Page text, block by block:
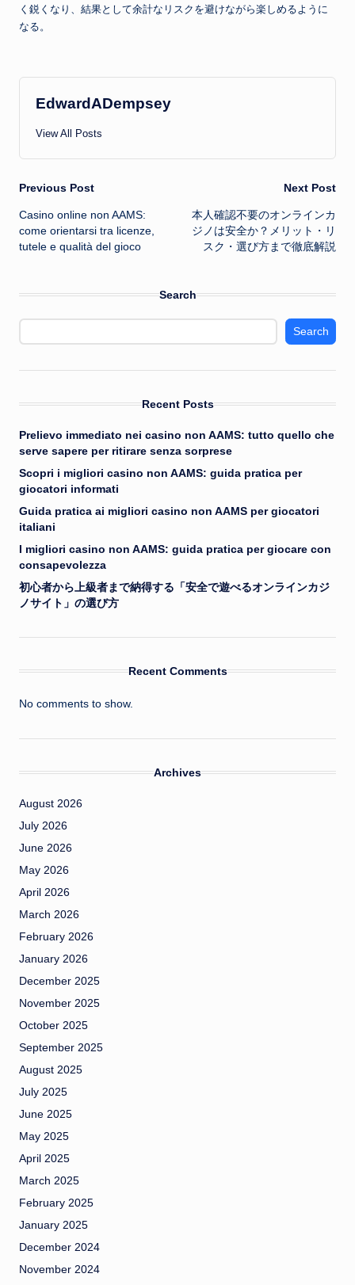
く鋭くなり、結果として余計なリスクを避けながら楽しめるように
なる。
EdwardADempsey
View All Posts
Post
navigation
Previous Post
Casino online non AAMS:
come orientarsi tra licenze,
tutele e qualità del gioco
Next Post
本人確認不要のオンラインカ
ジノは安全か？メリット・リ
スク・選び方まで徹底解説
Search
Search
Recent Posts
Prelievo immediato nei casino non AAMS: tutto quello che
serve sapere per ritirare senza sorprese
Scopri i migliori casino non AAMS: guida pratica per
giocatori informati
Guida pratica ai migliori casino non AAMS per giocatori
italiani
I migliori casino non AAMS: guida pratica per giocare con
consapevolezza
初心者から上級者まで納得する「安全で遊べるオンラインカジ
ノサイト」の選び方
Recent Comments
No comments to show.
Archives
August 2026
July 2026
June 2026
May 2026
April 2026
March 2026
February 2026
January 2026
December 2025
November 2025
October 2025
September 2025
August 2025
July 2025
June 2025
May 2025
April 2025
March 2025
February 2025
January 2025
December 2024
November 2024